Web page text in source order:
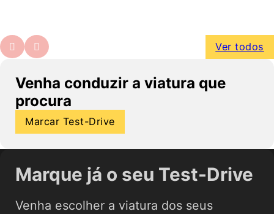
Ver todos
Venha conduzir a viatura que
procura
Marcar Test-Drive
Marque já o seu Test-Drive
Venha escolher a viatura dos seus